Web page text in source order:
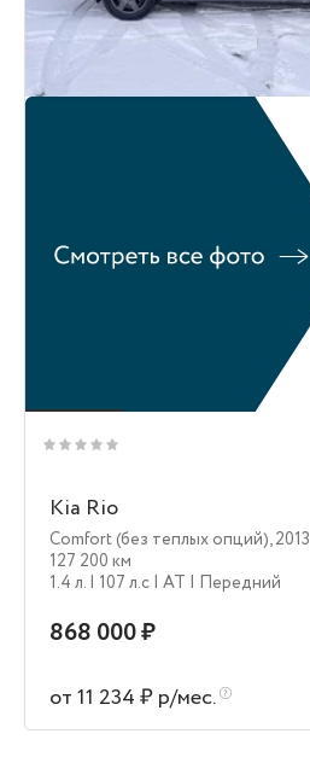
Kia Rio
Comfort (без теплых опций),2013
127 200 км
1.4 л. | 107 л.c | AT | Передний
868 000 ₽
от 11 234 ₽ р/мес.